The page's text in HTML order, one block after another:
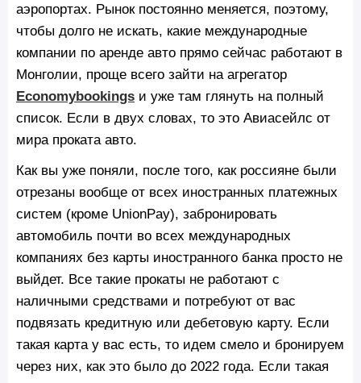
аэропортах. Рынок постоянно меняется, поэтому,
чтобы долго не искать, какие международные
компании по аренде авто прямо сейчас работают в
Монголии, проще всего зайти на агрегатор
Economybookings и уже там глянуть на полный
список. Если в двух словах, то это Авиасейлс от
мира проката авто.
Как вы уже поняли, после того, как россияне были
отрезаны вообще от всех иностранных платежных
систем (кроме UnionPay), забронировать
автомобиль почти во всех международных
компаниях без карты иностранного банка просто не
выйдет. Все такие прокаты не работают с
наличными средствами и потребуют от вас
подвязать кредитную или дебетовую карту. Если
такая карта у вас есть, то идем смело и бронируем
через них, как это было до 2022 года. Если такая